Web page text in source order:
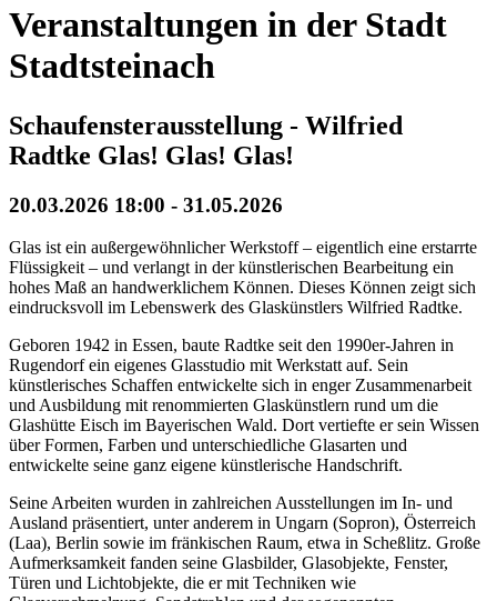
Veranstaltungen in der Stadt
Stadtsteinach
Schaufensterausstellung - Wilfried
Radtke Glas! Glas! Glas!
20.03.2026 18:00 - 31.05.2026
Glas ist ein außergewöhnlicher Werkstoff – eigentlich eine erstarrte
Flüssigkeit – und verlangt in der künstlerischen Bearbeitung ein
hohes Maß an handwerklichem Können. Dieses Können zeigt sich
eindrucksvoll im Lebenswerk des Glaskünstlers Wilfried Radtke.
Geboren 1942 in Essen, baute Radtke seit den 1990er-Jahren in
Rugendorf ein eigenes Glasstudio mit Werkstatt auf. Sein
künstlerisches Schaffen entwickelte sich in enger Zusammenarbeit
und Ausbildung mit renommierten Glaskünstlern rund um die
Glashütte Eisch im Bayerischen Wald. Dort vertiefte er sein Wissen
über Formen, Farben und unterschiedliche Glasarten und
entwickelte seine ganz eigene künstlerische Handschrift.
Seine Arbeiten wurden in zahlreichen Ausstellungen im In- und
Ausland präsentiert, unter anderem in Ungarn (Sopron), Österreich
(Laa), Berlin sowie im fränkischen Raum, etwa in Scheßlitz. Große
Aufmerksamkeit fanden seine Glasbilder, Glasobjekte, Fenster,
Türen und Lichtobjekte, die er mit Techniken wie